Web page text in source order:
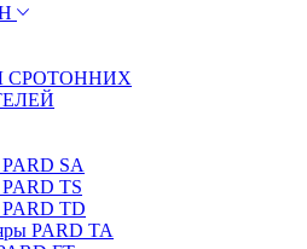
СРОТОННИХ
SA
TS
TD
PARD TA